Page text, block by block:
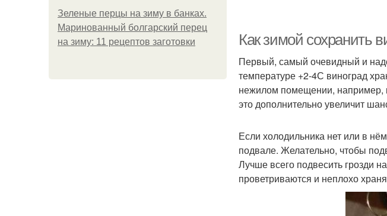
Зеленые перцы на зиму в банках.
Маринованный болгарский перец
на зиму: 11 рецептов заготовки
Как зимой сохранить
Первый, самый очевидный и
температуре +2-4С виноград
нежилом помещении, например,
это дополнительно увеличит
Если холодильника нет или в
подвале. Желательно, чтобы
Лучше всего подвесить грозди
проветриваются и неплохо